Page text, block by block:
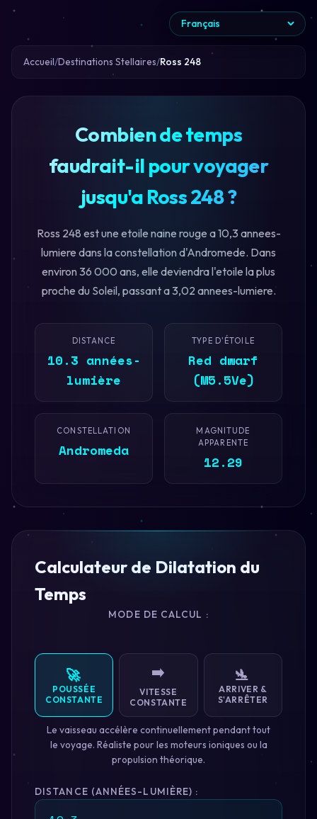
Accueil Destinations Stellaires Ross 248
Combien de temps
faudrait-il pour voyager
jusqu'a Ross 248 ?
Ross 248 est une etoile naine rouge a 10,3 annees-
lumiere dans la constellation d'Andromede. Dans
environ 36 000 ans, elle deviendra l'etoile la plus
proche du Soleil, passant a 3,02 annees-lumiere.
DISTANCE
10.3 années-
lumière
TYPE D'ÉTOILE
Red dwarf
(M5.5Ve)
CONSTELLATION
Andromeda
MAGNITUDE
APPARENTE
12.29
Calculateur de Dilatation du
Temps
MODE DE CALCUL :
🚀
POUSSÉE
CONSTANTE
➡️
VITESSE
CONSTANTE
🛬
ARRIVER &
S'ARRÊTER
Le vaisseau accélère continuellement pendant tout
le voyage. Réaliste pour les moteurs ioniques ou la
propulsion théorique.
DISTANCE (ANNÉES-LUMIÈRE) :